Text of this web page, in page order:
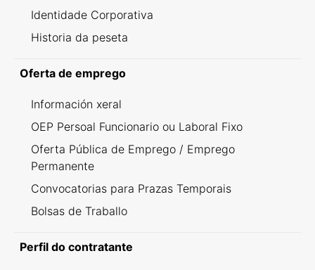
Identidade Corporativa
Historia da peseta
Oferta de emprego
Información xeral
OEP Persoal Funcionario ou Laboral Fixo
Oferta Pública de Emprego / Emprego
Permanente
Convocatorias para Prazas Temporais
Bolsas de Traballo
Perfil do contratante